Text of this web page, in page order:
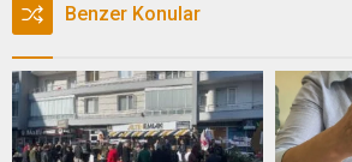
Benzer Konular